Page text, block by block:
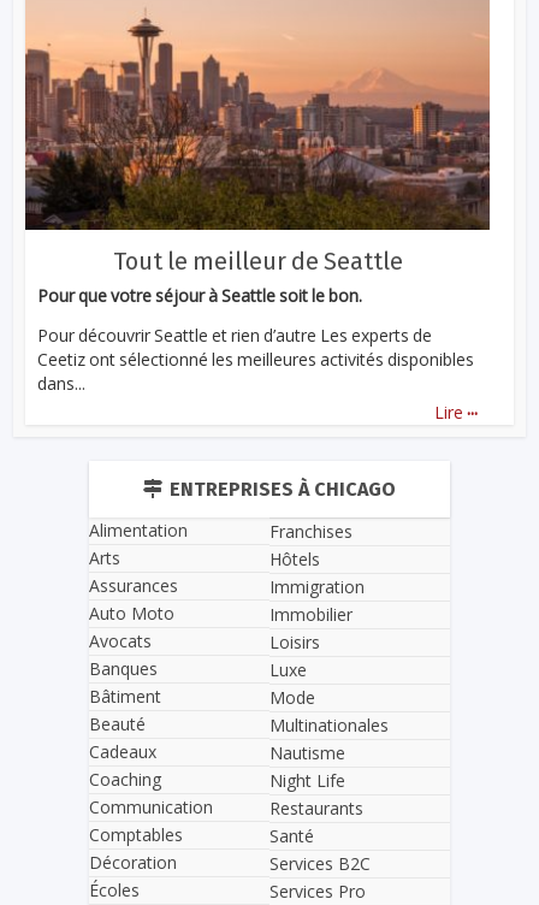
Tout le meilleur de Seattle
Pour que votre séjour à Seattle soit le bon.
Pour découvrir Seattle et rien d’autre Les experts de
Ceetiz ont sélectionné les meilleures activités disponibles
dans...
Lire ...
ENTREPRISES À CHICAGO
Alimentation
Arts
Assurances
Auto Moto
Avocats
Banques
Bâtiment
Beauté
Cadeaux
Coaching
Communication
Comptables
Décoration
Écoles
Franchises
Hôtels
Immigration
Immobilier
Loisirs
Luxe
Mode
Multinationales
Nautisme
Night Life
Restaurants
Santé
Services B2C
Services Pro